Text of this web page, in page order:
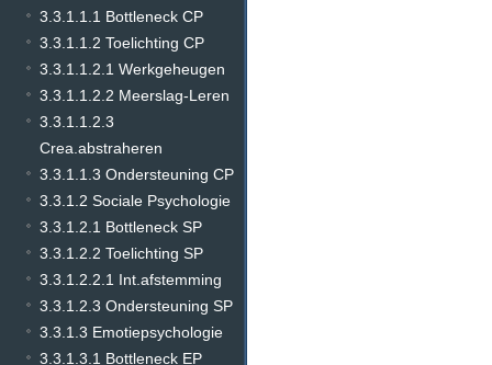
3.3.1.1.1 Bottleneck CP
3.3.1.1.2 Toelichting CP
3.3.1.1.2.1 Werkgeheugen
3.3.1.1.2.2 Meerslag-Leren
3.3.1.1.2.3
Crea.abstraheren
3.3.1.1.3 Ondersteuning CP
3.3.1.2 Sociale Psychologie
3.3.1.2.1 Bottleneck SP
3.3.1.2.2 Toelichting SP
3.3.1.2.2.1 Int.afstemming
3.3.1.2.3 Ondersteuning SP
3.3.1.3 Emotiepsychologie
3.3.1.3.1 Bottleneck EP